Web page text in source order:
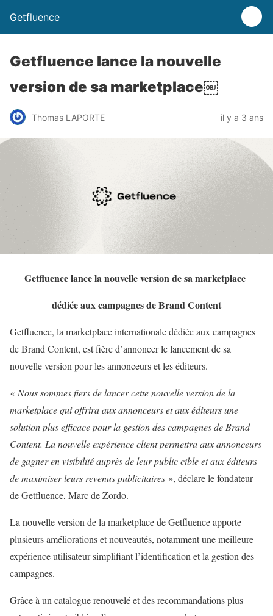
Getfluence
Getfluence lance la nouvelle
version de sa marketplace￼
Thomas LAPORTE il y a 3 ans
Getfluence lance la nouvelle version de sa marketplace
dédiée aux campagnes de Brand Content
Getfluence, la marketplace internationale dédiée aux campagnes
de Brand Content, est fière d’annoncer le lancement de sa
nouvelle version pour les annonceurs et les éditeurs.
« Nous sommes fiers de lancer cette nouvelle version de la
marketplace qui offrira aux annonceurs et aux éditeurs une
solution plus efficace pour la gestion des campagnes de Brand
Content. La nouvelle expérience client permettra aux annonceurs
de gagner en visibilité auprès de leur public cible et aux éditeurs
de maximiser leurs revenus publicitaires », déclare le fondateur
de Getfluence, Marc de Zordo.
La nouvelle version de la marketplace de Getfluence apporte
plusieurs améliorations et nouveautés, notamment une meilleure
expérience utilisateur simplifiant l’identification et la gestion des
campagnes.
Grâce à un catalogue renouvelé et des recommandations plus